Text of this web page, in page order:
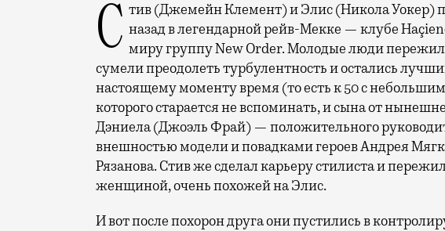
Стив (Джемейн Клемент) и Элис (Никола Уокер) познакомились тридцать лет назад в легендарной рейв-Мекке — клубе
миру группу New Order. Молодые люди
сумели преодолеть турбулентность и остались
настоящему моменту время (то есть к 50 с
которого старается не вспоминать, и сына от
Дэниела (Джоэль Фрай) — положительного
внешностью модели и повадками героев Андрея
Рязанова. Стив же сделал карьеру стилиста и
женщиной, очень похожей на Элис.
И вот после похорон друга они пустились в